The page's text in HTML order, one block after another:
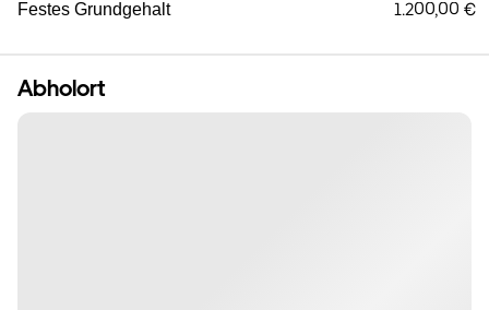
Festes Grundgehalt 1.200,00 €
Abholort